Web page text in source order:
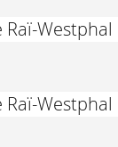
Raï-